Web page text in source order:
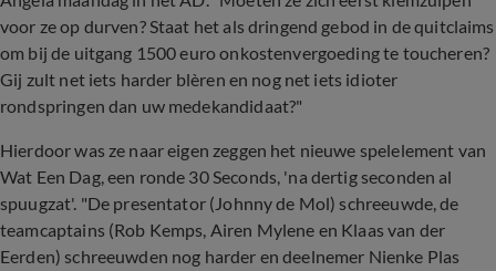
voor ze op durven? Staat het als dringend gebod in de quitclaims
om bij de uitgang 1500 euro onkostenvergoeding te toucheren?
Gij zult net iets harder blèren en nog net iets idioter
rondspringen dan uw medekandidaat?"
Hierdoor was ze naar eigen zeggen het nieuwe spelelement van
Wat Een Dag, een ronde 30 Seconds, 'na dertig seconden al
spuugzat'. "De presentator (Johnny de Mol) schreeuwde, de
teamcaptains (Rob Kemps, Airen Mylene en Klaas van der
Eerden) schreeuwden nog harder en deelnemer Nienke Plas